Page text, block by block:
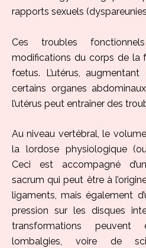
rapports sexuels
Ces troubles
modifications du corps de la
fœtus. L’utérus,
certains organes
l’utérus peut entraîner des
Au niveau vertébral, le
la lordose physiologique
Ceci est accompagné
sacrum qui peut être à
ligaments, mais également
pression sur les disques
transformations
lombalgies, voire de